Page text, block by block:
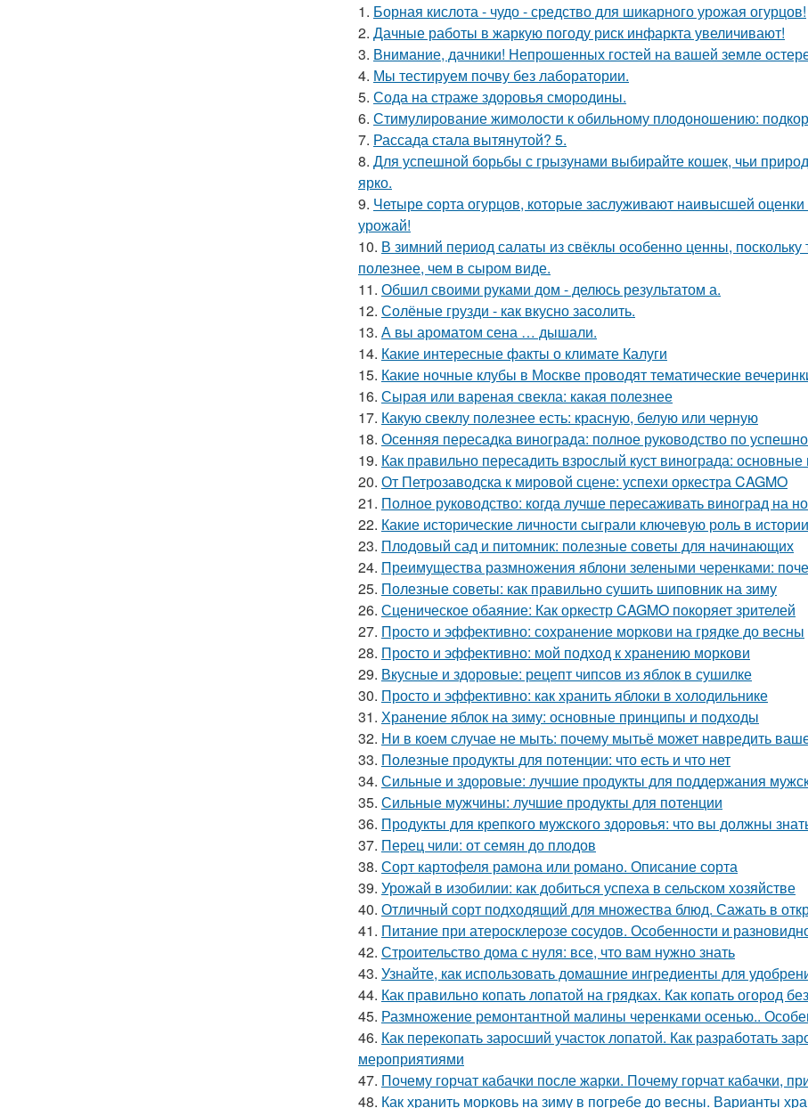
1. Борная кислота - чудо - средство для шикарного урожая огурцов!
2. Дачные работы в жаркую погоду риск инфаркта увеличивают!
3. Внимание, дачники! Непрошенных гостей на вашей земле
4. Мы тестируем почву без лаборатории.
5. Сода на страже здоровья смородины.
6. Стимулирование жимолости к обильному плодоношению:
7. Рассада стала вытянутой? 5.
8. Для успешной борьбы с грызунами выбирайте кошек, чьи
ярко.
9. Четыре сорта огурцов, которые заслуживают наивысшей
урожай!
10. В зимний период салаты из свёклы особенно ценны, поскольку
полезнее, чем в сыром виде.
11. Обшил своими руками дом - делюсь результатом а.
12. Солёные грузди - как вкусно засолить.
13. А вы ароматом сена … дышали.
14. Какие интересные факты о климате Калуги
15. Какие ночные клубы в Москве проводят тематические
16. Сырая или вареная свекла: какая полезнее
17. Какую свеклу полезнее есть: красную, белую или черную
18. Осенняя пересадка винограда: полное руководство по
19. Как правильно пересадить взрослый куст винограда:
20. От Петрозаводска к мировой сцене: успехи оркестра CAGMO
21. Полное руководство: когда лучше пересаживать виноград на
22. Какие исторические личности сыграли ключевую роль в
23. Плодовый сад и питомник: полезные советы для начинающих
24. Преимущества размножения яблони зелеными черенками:
25. Полезные советы: как правильно сушить шиповник на зиму
26. Сценическое обаяние: Как оркестр CAGMO покоряет зрителей
27. Просто и эффективно: сохранение моркови на грядке до весны
28. Просто и эффективно: мой подход к хранению моркови
29. Вкусные и здоровые: рецепт чипсов из яблок в сушилке
30. Просто и эффективно: как хранить яблоки в холодильнике
31. Хранение яблок на зиму: основные принципы и подходы
32. Ни в коем случае не мыть: почему мытьё может навредить
33. Полезные продукты для потенции: что есть и что нет
34. Сильные и здоровые: лучшие продукты для поддержания
35. Сильные мужчины: лучшие продукты для потенции
36. Продукты для крепкого мужского здоровья: что вы должны
37. Перец чили: от семян до плодов
38. Сорт картофеля рамона или романо. Описание сорта
39. Урожай в изобилии: как добиться успеха в сельском хозяйстве
40. Отличный сорт подходящий для множества блюд. Сажать в
41. Питание при атеросклерозе сосудов. Особенности и
42. Строительство дома с нуля: все, что вам нужно знать
43. Узнайте, как использовать домашние ингредиенты для
44. Как правильно копать лопатой на грядках. Как копать огород
45. Размножение ремонтантной малины черенками осенью..
46. Как перекопать заросший участок лопатой. Как разработать
мероприятиями
47. Почему горчат кабачки после жарки. Почему горчат кабачки,
48. Как хранить морковь на зиму в погребе до весны. Варианты